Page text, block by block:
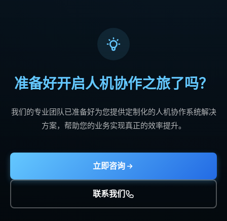
准备好开启人机协作之旅了吗？
我们的专业团队已准备好为您提供定制化的人机协作系统解决
方案，帮助您的业务实现真正的效率提升。
立即咨询
联系我们